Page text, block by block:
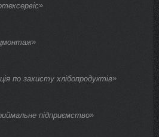
»
»
по захисту хлібопродуктів»
підприємство»